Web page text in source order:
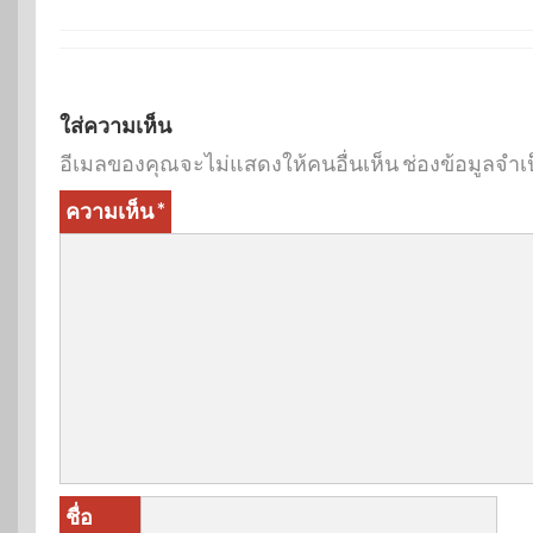
ใส่ความเห็น
อีเมลของคุณจะไม่แสดงให้คนอื่นเห็นช่องข้อมูลจำ
ความเห็น*
ชื่อ